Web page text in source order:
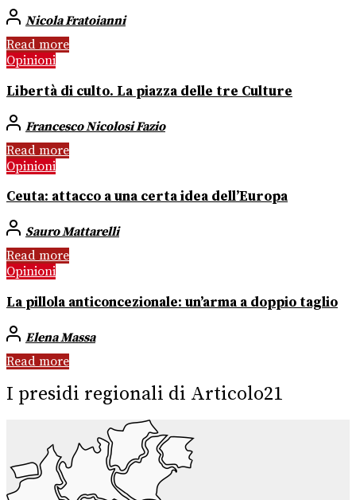
Nicola Fratoianni
Read more
Opinioni
Libertà di culto. La piazza delle tre Culture
Francesco Nicolosi Fazio
Read more
Opinioni
Ceuta: attacco a una certa idea dell’Europa
Sauro Mattarelli
Read more
Opinioni
La pillola anticoncezionale: un’arma a doppio taglio
Elena Massa
Read more
I presidi regionali di Articolo21